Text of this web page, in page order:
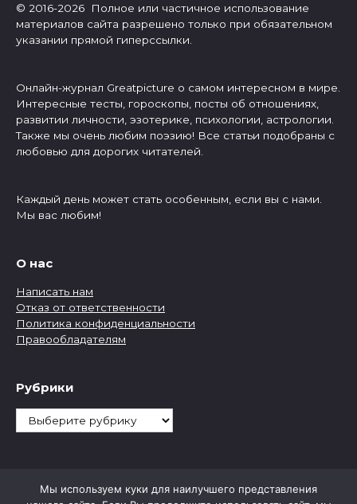
© 2016-2026 Полное или частичное использование
материалов сайта разрешено только при обязательном
указании прямой гиперссылки.
Онлайн-журнал Greatpicture о самом интересном в мире.
Интересные тесты, гороскопы, посты об отношениях,
развитии личности, эзотерике, психологии, астрологии.
Также мы очень любим поэзию! Все статьи подобраны с
любовью для дорогих читателей.
Каждый день может стать особенным, если вы с нами.
Мы вас любим!
О нас
Написать нам
Отказ от ответственности
Политика конфиденциальности
Правообладателям
Рубрики
Рубрики
Мы используем куки для наилучшего представления